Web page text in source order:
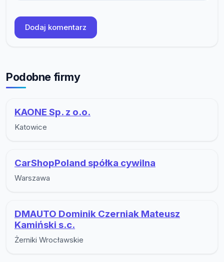
Dodaj komentarz
Podobne firmy
KAONE Sp. z o.o.
Katowice
CarShopPoland spółka cywilna
Warszawa
DMAUTO Dominik Czerniak Mateusz
Kamiński s.c.
Żerniki Wrocławskie